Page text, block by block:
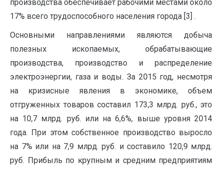
производства обеспечивает рабочими местами около
17% всего трудоспособного населения города [3] .
Основными направлениями являются добыча
полезных ископаемых, обрабатывающие
производства, производство и распределение
электроэнергии, газа и воды. За 2015 год, несмотря
на кризисные явления в экономике, объем
отгруженных товаров составил 173,3 млрд. руб., это
на 10,7 млрд. руб. или на 6,6%, выше уровня 2014
года. При этом собственное производство выросло
на 7% или на 7,9 млрд. руб. и составило 120,9 млрд.
руб. Прибыль по крупным и средним предприятиям